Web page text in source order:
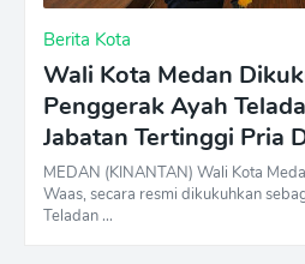
Berita Kota
Wali Kota Medan
Penggerak Ayah
Jabatan Tertinggi Pria
MEDAN (KINANTAN) Wali Kota
Waas, secara resmi dikukuhkan
Teladan …